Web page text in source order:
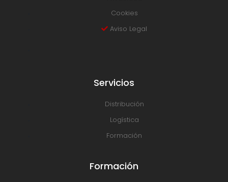
Cookies
Aviso Legal
Servicios
Distribución
Logística
Formación
Formación